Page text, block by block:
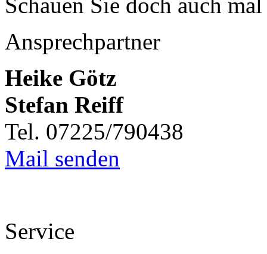
Ansprechpartner
Heike Götz
Stefan Reiff
Tel. 07225/790438
Mail senden
Service